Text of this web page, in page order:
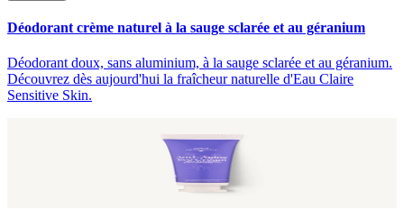
Déodorant crème naturel à la sauge sclarée et au géranium
Déodorant doux, sans aluminium, à la sauge sclarée et au géranium.
Découvrez dès aujourd'hui la fraîcheur naturelle d'Eau Claire
Sensitive Skin.